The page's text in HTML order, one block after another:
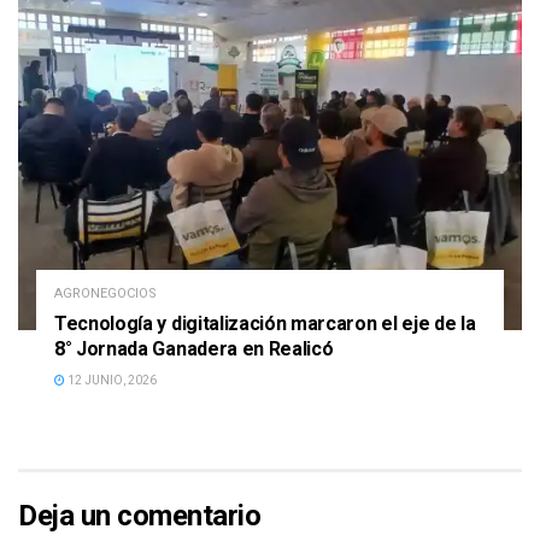
AGRONEGOCIOS
Tecnología y digitalización marcaron el eje de la
8° Jornada Ganadera en Realicó
12 JUNIO, 2026
Deja un comentario